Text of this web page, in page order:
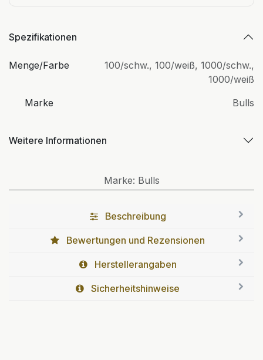
Spezifikationen
Menge/Farbe 100/schw., 100/weiß, 1000/schw.,
1000/weiß
Marke
Bulls
Weitere Informationen
Marke: Bulls
Beschreibung
Bewertungen und Rezensionen
Herstellerangaben
Sicherheitshinweise